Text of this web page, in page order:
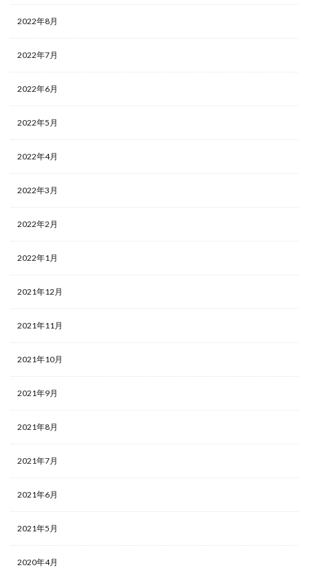
2022年8月
2022年7月
2022年6月
2022年5月
2022年4月
2022年3月
2022年2月
2022年1月
2021年12月
2021年11月
2021年10月
2021年9月
2021年8月
2021年7月
2021年6月
2021年5月
2020年4月